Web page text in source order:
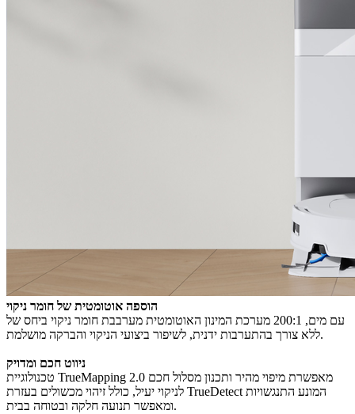
הוספה אוטומטית של חומר ניקוי
מערכת המינון האוטומטית מערבבת חומר ניקוי ביחס של ‎200:1‎ עם מים,
ללא צורך בהתערבות ידנית, לשיפור ביצועי הניקוי והברקה מושלמת.
ניווט חכם ומדויק
טכנולוגיית TrueMapping 2.0 מאפשרת מיפוי מהיר ותכנון מסלול חכם
לניקוי יעיל, כולל זיהוי מכשולים בעזרת TrueDetect המונע התנגשויות
ומאפשר תנועה חלקה ובטוחה בבית.